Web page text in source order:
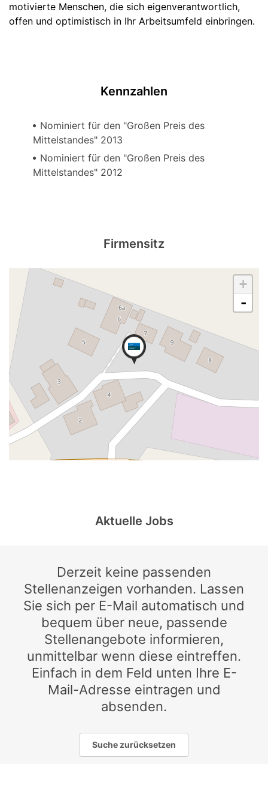
motivierte Menschen, die sich eigenverantwortlich,
offen und optimistisch in Ihr Arbeitsumfeld einbringen.
Kennzahlen
Nominiert für den "Großen Preis des
Mittelstandes" 2013
Nominiert für den "Großen Preis des
Mittelstandes" 2012
Firmensitz
+
-
Aktuelle Jobs
Derzeit keine passenden
Stellenanzeigen vorhanden. Lassen
Sie sich per E-Mail automatisch und
bequem über neue, passende
Stellenangebote informieren,
unmittelbar wenn diese eintreffen.
Einfach in dem Feld unten Ihre E-
Mail-Adresse eintragen und
absenden.
Suche zurücksetzen